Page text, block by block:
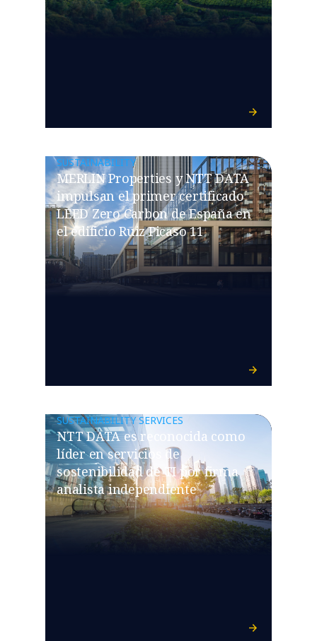
SUSTAINABILITY
MERLIN Properties y NTT DATA
impulsan el primer certificado
LEED Zero Carbon de España en
el edificio Ruiz Picaso 11
SUSTAINABILITY SERVICES
NTT DATA es reconocida como
líder en servicios de
sostenibilidad de TI por firma
analista independiente